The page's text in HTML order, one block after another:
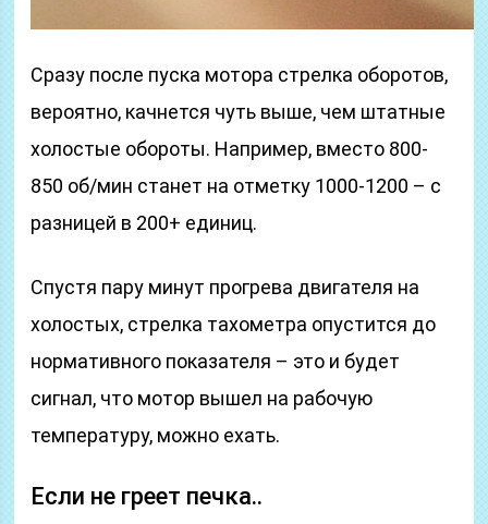
Сразу после пуска мотора стрелка оборотов,
вероятно, качнется чуть выше, чем штатные
холостые обороты. Например, вместо 800-
850 об/мин станет на отметку 1000-1200 – с
разницей в 200+ единиц.
Спустя пару минут прогрева двигателя на
холостых, стрелка тахометра опустится до
нормативного показателя – это и будет
сигнал, что мотор вышел на рабочую
температуру, можно ехать.
Если не греет печка..